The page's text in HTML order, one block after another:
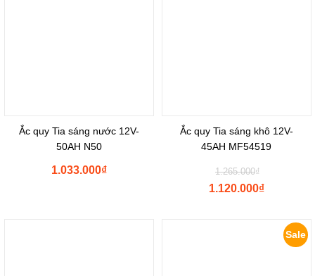
Ắc quy Tia sáng nước 12V-
50AH N50
₫
1.033.000
Ắc quy Tia sáng khô 12V-
45AH MF54519
₫
1.265.000
price
₫
1.120.000
₫1.120.000.
Sale